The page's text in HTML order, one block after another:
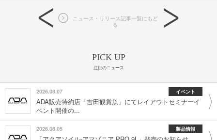
ニュース・リリース記事一覧にもど
る
PICK UP
注目のニュース
2026.08.07 イベント
ADA販売特約店「吉田観賞魚」にてレイアウトセミナーイ
ベント開催の...
2026.08.05 製品情報